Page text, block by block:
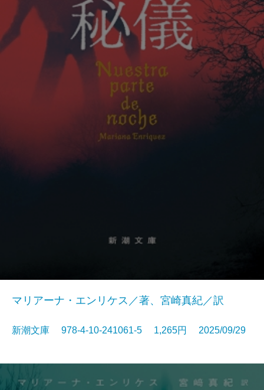
マリアーナ・エンリケス／著、宮崎真紀／訳
新潮文庫 978-4-10-241061-5 1,265円 2025/09/29